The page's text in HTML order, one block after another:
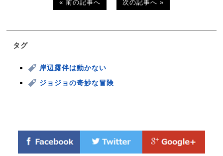
« 前の記事へ 次の記事へ »
タグ
岸辺露伴は動かない
ジョジョの奇妙な冒険